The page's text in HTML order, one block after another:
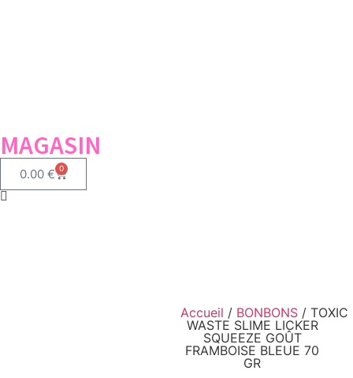
MAGASIN
0.00 € 0
Accueil / BONBONS / TOXIC
WASTE SLIME LICKER
SQUEEZE GOÛT
FRAMBOISE BLEUE 70
GR